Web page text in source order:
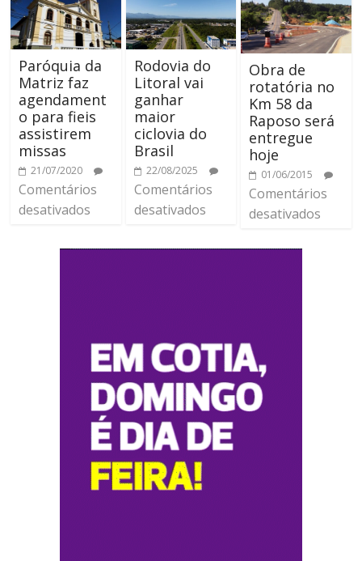
Paróquia da
Matriz faz
agendament
o para fieis
assistirem
missas
21/07/2020
Comentários
desativados
Rodovia do
Litoral vai
ganhar
maior
ciclovia do
Brasil
22/08/2025
Comentários
desativados
Obra de
rotatória no
Km 58 da
Raposo será
entregue
hoje
01/06/2015
Comentários
desativados